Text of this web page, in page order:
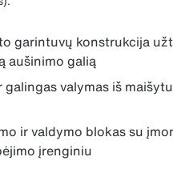
garintuvų konstrukcija
aušinimo galią
galingas valymas iš
ir valdymo blokas su
įrenginiu